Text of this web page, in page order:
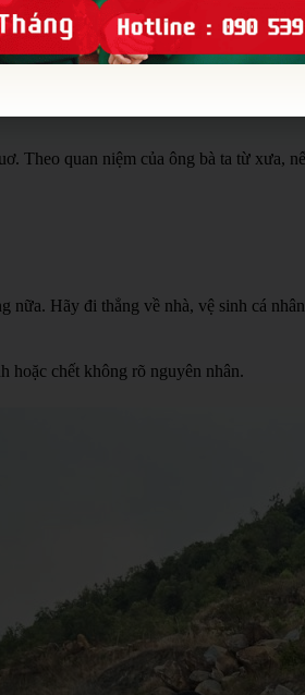
tâm linh, điều này sẽ khiến con cháu
nước mắt rơi vào thi hài.
Theo quan niệm của ông bà ta từ xưa,
Hãy đi thẳng về nhà, vệ sinh cá
hoặc chết không rõ nguyên nhân.